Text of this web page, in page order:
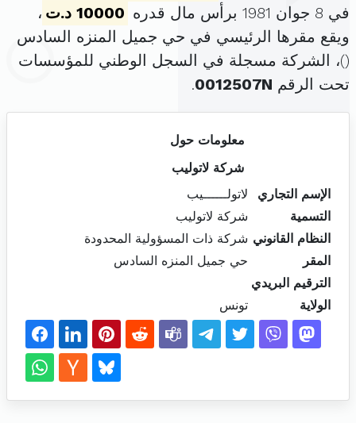
في 8 جوان 1981 برأس مال قدره
10000 د.ت
،
ويقع مقرها الرئيسي في حي جميل المنزه السادس
()، الشركة مسجلة في السجل الوطني للمؤسسات
تحت الرقم 0012507N
.
معلومات حول
شركة لاتوليب
الإسم التجاري
لاتولــــــيب
التسمية
شركة لاتوليب
النظام القانوني شركة ذات المسؤولية المحدودة
المقر
حي جميل المنزه السادس
الترقيم البريدي
الولاية
تونس